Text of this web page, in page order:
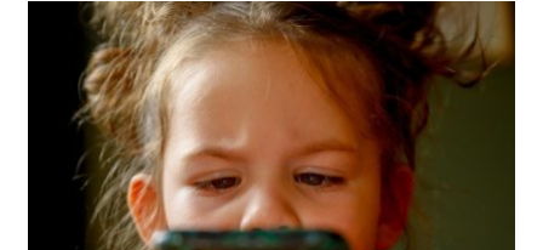
לבנות
עמדת
מחשב
חוטי
ללא
קרינה?